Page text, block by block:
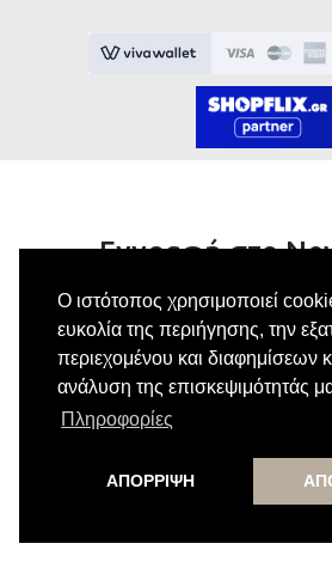
Ο ιστότοπος χρησιμοποιεί
ευκολία της περιήγησης, την
περιεχομένου και διαφημίσεων
ανάλυση της επισκεψιμότητάς
Πληροφορίες
ΑΠΟΡΡΙΨΗ
Εγγραφή στο
Κάνε εγγραφή στο
λαμβάνεις αποκλειστικές